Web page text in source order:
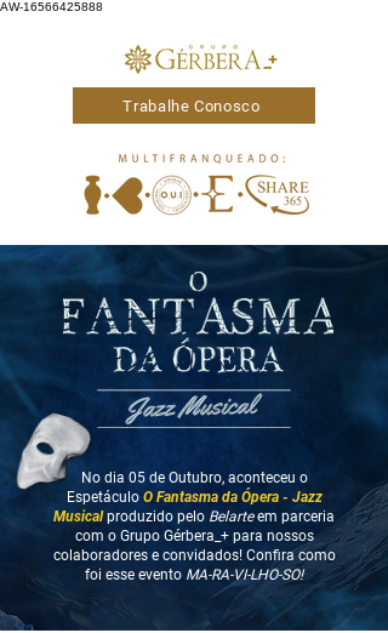
AW-16566425888
Trabalhe Conosco
No dia 05 de Outubro, aconteceu o
EspetáculoO Fantasma da Ópera - Jazz
Musicalproduzido pelo Belarteem parceria
com o Grupo Gérbera_+ para nossos
colaboradores e convidados! Confira como
foi esse evento MA-RA-VI-LHO-SO!